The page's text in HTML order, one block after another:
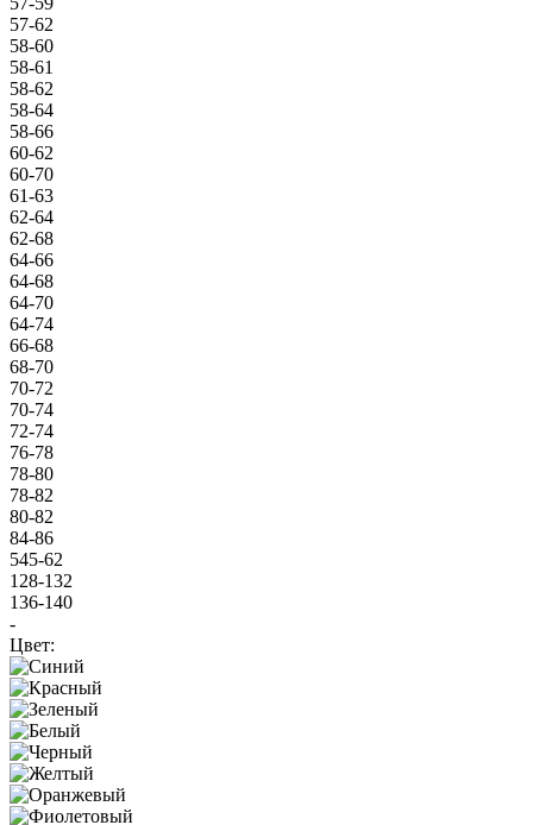
57-62
58-60
58-61
58-62
58-64
58-66
60-62
60-70
61-63
62-64
62-68
64-66
64-68
64-70
64-74
66-68
68-70
70-72
70-74
72-74
76-78
78-80
78-82
80-82
84-86
545-62
128-132
136-140
-
Цвет: